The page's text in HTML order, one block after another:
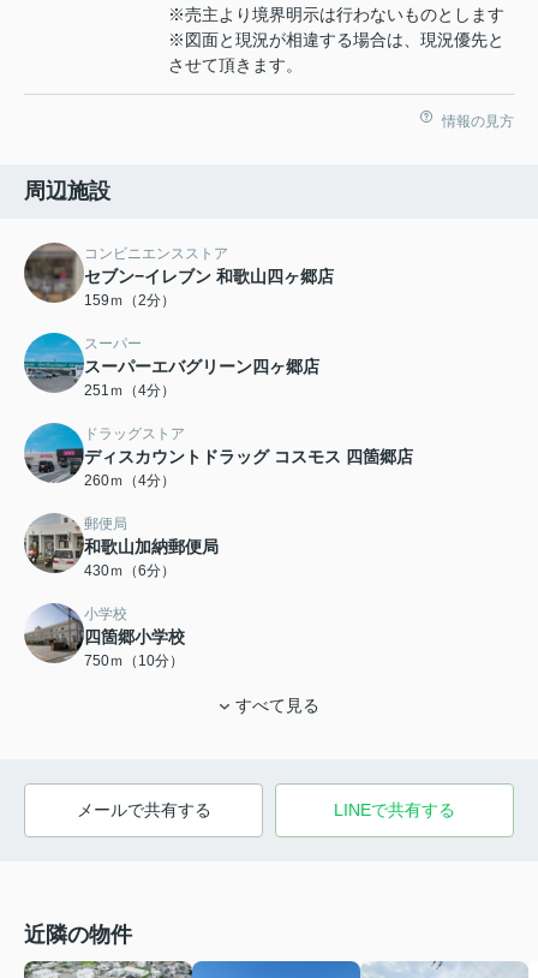
※売主より境界明示は行わないものとします
※図面と現況が相違する場合は、現況優先と
させて頂きます。
情報の見方
周辺施設
コンビニエンスストア
セブン−イレブン 和歌山四ヶ郷店
159ｍ（2分）
スーパー
スーパーエバグリーン四ヶ郷店
251ｍ（4分）
ドラッグストア
ディスカウントドラッグ コスモス 四箇郷店
260ｍ（4分）
郵便局
和歌山加納郵便局
430ｍ（6分）
小学校
四箇郷小学校
750ｍ（10分）
すべて見る
メールで共有する LINEで共有する
近隣の物件